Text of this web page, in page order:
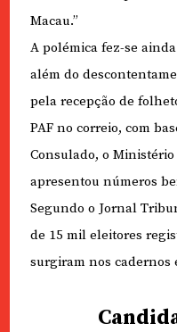
Macau.”
A polémica fez-se
além do
pela recepção de
PAF no correio, com
Consulado, o
apresentou números
Segundo o Jornal
de 15 mil eleitores
surgiram nos cadernos